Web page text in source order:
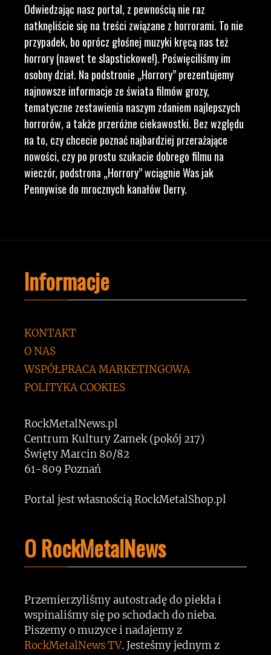
Odwiedzając nasz portal, z pewnością nie raz
natknęliście się na treści związane z horrorami. To nie
przypadek, bo oprócz głośnej muzyki kręcą nas też
horrory (nawet te slapstickowe!). Poświęciliśmy im
osobny dział. Na podstronie „Horrory” prezentujemy
najnowsze informacje ze świata filmów grozy,
tematyczne zestawienia naszym zdaniem najlepszych
horrorów, a także przeróżne ciekawostki. Bez względu
na to, czy chcecie poznać najbardziej przerażające
nowości, czy po prostu szukacie dobrego filmu na
wieczór, podstrona „Horrory” wciągnie Was jak
Pennywise do mrocznych kanałów Derry.
Informacje
KONTAKT
O NAS
WSPÓŁPRACA MARKETINGOWA
POLITYKA COOKIES
RockMetalNews.pl
Centrum Kultury Zamek (pokój 217)
Święty Marcin 80/82
61-809 Poznań
Portal jest własnością RockMetalShop.pl
O RockMetalNews
Przemierzyliśmy autostradę do piekła i
wspinaliśmy się po schodach do nieba.
Piszemy o muzyce i nadajemy z
RockMetalNews TV. Jesteśmy jednym z